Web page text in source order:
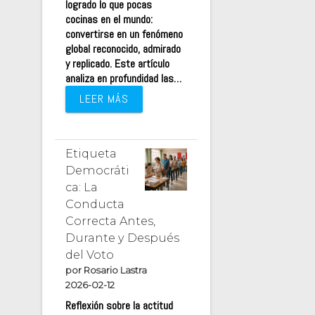
logrado lo que pocas
cocinas en el mundo:
convertirse en un fenómeno
global reconocido, admirado
y replicado. Este artículo
analiza en profundidad las…
LEER MÁS
Etiqueta
Democráti
ca: La
Conducta
Correcta Antes,
Durante y Después
del Voto
por Rosario Lastra
2026-02-12
Reflexión sobre la actitud